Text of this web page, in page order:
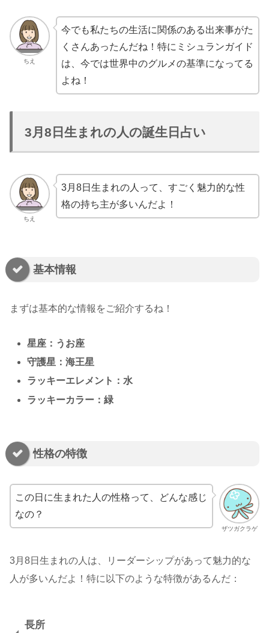
ちえ
今でも私たちの生活に関係のある出来事がた
くさんあったんだね！特にミシュランガイド
は、今では世界中のグルメの基準になってる
よね！
3月8日生まれの人の誕生日占い
ちえ
3月8日生まれの人って、すごく魅力的な性
格の持ち主が多いんだよ！
基本情報
まずは基本的な情報をご紹介するね！
星座：うお座
守護星：海王星
ラッキーエレメント：水
ラッキーカラー：緑
性格の特徴
ザツガクラゲ
この日に生まれた人の性格って、どんな感じ
なの？
3月8日生まれの人は、リーダーシップがあって魅力的な
人が多いんだよ！特に以下のような特徴があるんだ：
長所